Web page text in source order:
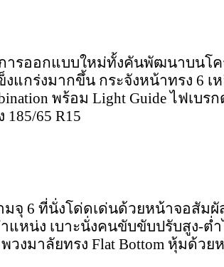
ารออกแบบใหม่ทั้งคันพัฒนาบนโค
แกร่งมากขึ้น กระจังหน้าทรง 6 เ
พร้อม Light Guide ไฟเบ
65 R15
จุ 6 ที่นั่งโด่ดเด่นด้วยหน้าจอสัมผั
แหน่ง เบาะนั่งคนขับขับปรับสูง-ต่
วงมาลัยทรง Flat Bottom หุ้มด้วย